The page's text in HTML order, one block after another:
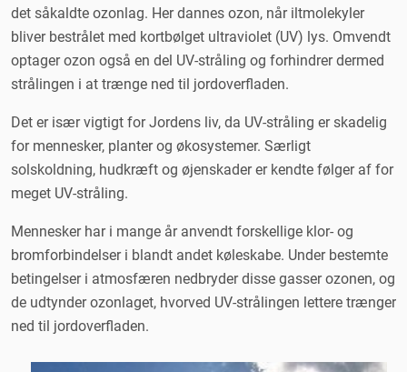
det såkaldte ozonlag. Her dannes ozon, når iltmolekyler
bliver bestrålet med kortbølget ultraviolet (UV) lys. Omvendt
optager ozon også en del UV-stråling og forhindrer dermed
strålingen i at trænge ned til jordoverfladen.
Det er især vigtigt for Jordens liv, da UV-stråling er skadelig
for mennesker, planter og økosystemer. Særligt
solskoldning, hudkræft og øjenskader er kendte følger af for
meget UV-stråling.
Mennesker har i mange år anvendt forskellige klor- og
bromforbindelser i blandt andet køleskabe. Under bestemte
betingelser i atmosfæren nedbryder disse gasser ozonen, og
de udtynder ozonlaget, hvorved UV-strålingen lettere trænger
ned til jordoverfladen.